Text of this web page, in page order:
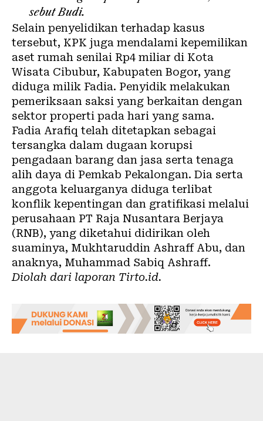
sebut Budi.
Selain penyelidikan terhadap kasus
tersebut, KPK juga mendalami kepemilikan
aset rumah senilai Rp4 miliar di Kota
Wisata Cibubur, Kabupaten Bogor, yang
diduga milik Fadia. Penyidik melakukan
pemeriksaan saksi yang berkaitan dengan
sektor properti pada hari yang sama.
Fadia Arafiq telah ditetapkan sebagai
tersangka dalam dugaan korupsi
pengadaan barang dan jasa serta tenaga
alih daya di Pemkab Pekalongan. Dia serta
anggota keluarganya diduga terlibat
konflik kepentingan dan gratifikasi melalui
perusahaan PT Raja Nusantara Berjaya
(RNB), yang diketahui didirikan oleh
suaminya, Mukhtaruddin Ashraff Abu, dan
anaknya, Muhammad Sabiq Ashraff.
Diolah dari laporan Tirto.id.